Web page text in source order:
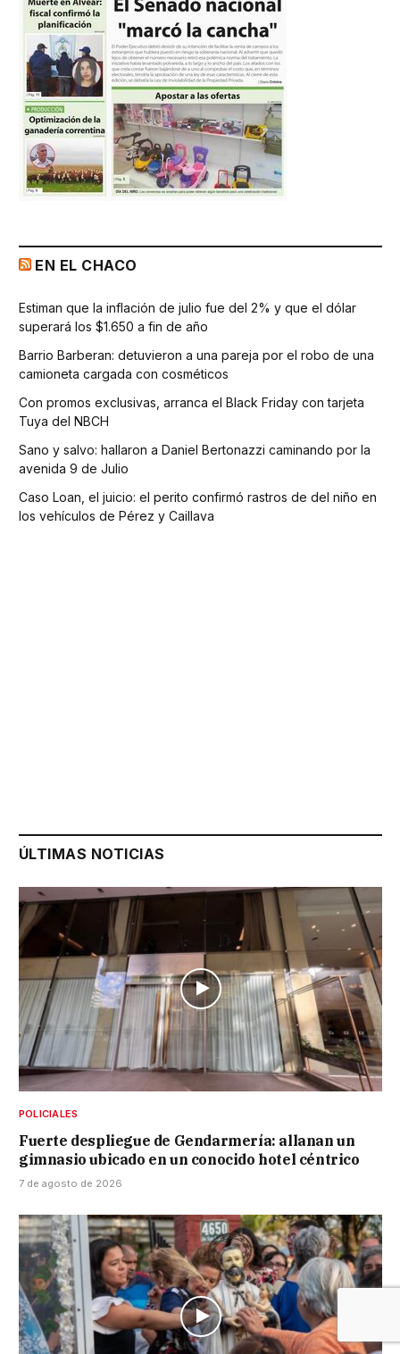
EN EL CHACO
Estiman que la inflación de julio fue del 2% y que el dólar
superará los $1.650 a fin de año
Barrio Barberan: detuvieron a una pareja por el robo de una
camioneta cargada con cosméticos
Con promos exclusivas, arranca el Black Friday con tarjeta
Tuya del NBCH
Sano y salvo: hallaron a Daniel Bertonazzi caminando por la
avenida 9 de Julio
Caso Loan, el juicio: el perito confirmó rastros de del niño en
los vehículos de Pérez y Caillava
ÚLTIMAS NOTICIAS
POLICIALES
Fuerte despliegue de Gendarmería: allanan un
gimnasio ubicado en un conocido hotel céntrico
7 de agosto de 2026